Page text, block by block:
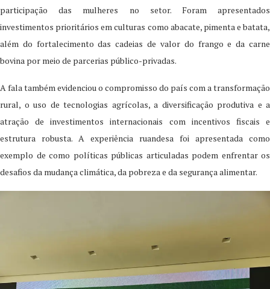
participação das mulheres no setor. Foram apresentados
investimentos prioritários em culturas como abacate, pimenta e batata,
além do fortalecimento das cadeias de valor do frango e da carne
bovina por meio de parcerias público-privadas.
A fala também evidenciou o compromisso do país com a transformação
rural, o uso de tecnologias agrícolas, a diversificação produtiva e a
atração de investimentos internacionais com incentivos fiscais e
estrutura robusta. A experiência ruandesa foi apresentada como
exemplo de como políticas públicas articuladas podem enfrentar os
desafios da mudança climática, da pobreza e da segurança alimentar.